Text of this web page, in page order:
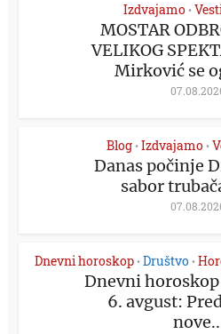
Izdvajamo •
MOSTAR
VELIKOG
Mirković se
Blog • Izdvajamo •
Danas počinje
sabor
Dnevni horoskop • Društvo •
Dnevni
6. avgust: